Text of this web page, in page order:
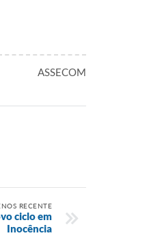
ASSECOM
RECENTE
ciclo em
Inocência